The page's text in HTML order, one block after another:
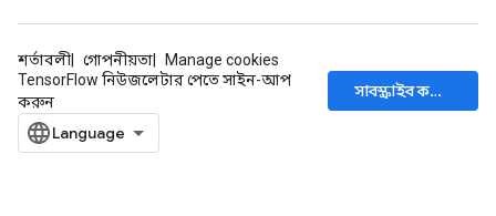
শর্তাবলী গোপনীয়তা
Manage cookies
TensorFlow নিউজলেটার পেতে সাইন-আপ
করুন
সাবস্ক্রাইব করুন